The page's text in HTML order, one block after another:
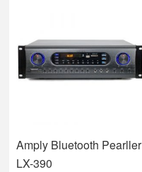
Amply Bluetooth Pearller
LX-390